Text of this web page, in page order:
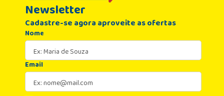
Newsletter
Cadastre-se agora aproveite as ofertas
Nome
Email